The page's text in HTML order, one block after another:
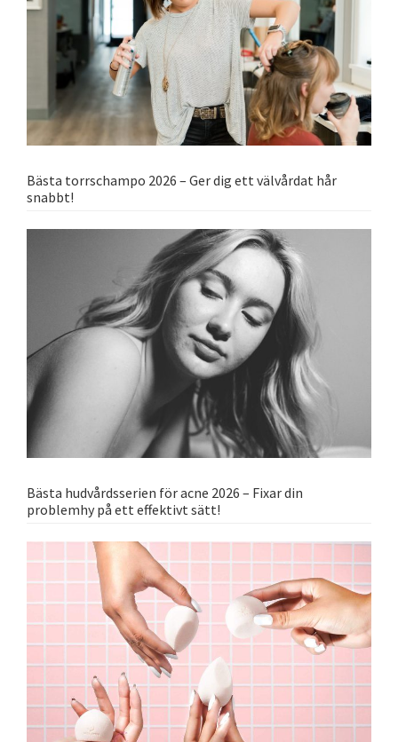
Bästa torrschampo 2026 – Ger dig ett välvårdat hår
snabbt!
Bästa hudvårdsserien för acne 2026 – Fixar din
problemhy på ett effektivt sätt!